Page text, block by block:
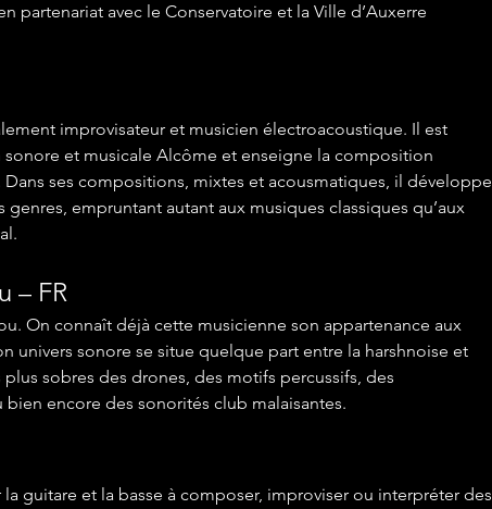
partenariat avec le Conservatoire et la Ville d’Auxerre
improvisateur et musicien électroacoustique. Il est
et musicale Alcôme et enseigne la composition
ses compositions, mixtes et acousmatiques, il développe
empruntant autant aux musiques classiques qu’aux
– FR
On connaît déjà cette musicienne son appartenance aux
univers sonore se situe quelque part entre la harshnoise et
sobres des drones, des motifs percussifs, des
encore des sonorités club malaisantes.
la guitare et la basse à composer, improviser ou interpréter des